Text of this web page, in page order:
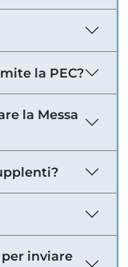
la PEC?
la Messa
inviare